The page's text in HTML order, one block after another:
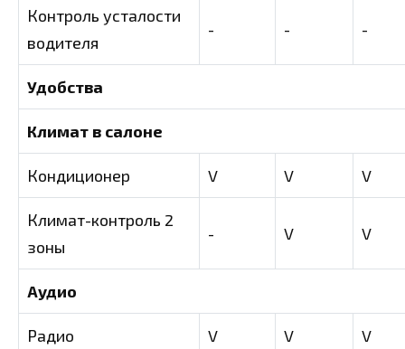
Контроль усталости
водителя
- - -
Удобства
Климат в салоне
Кондиционер V V V
Климат-контроль 2
зоны
- V V
Аудио
Радио V V V